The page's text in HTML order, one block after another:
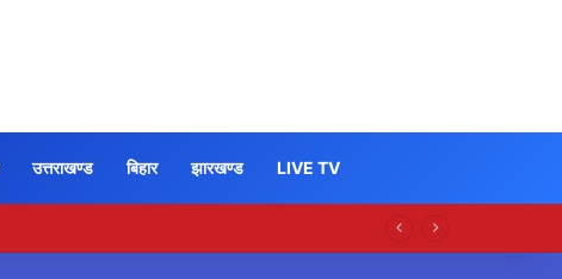
उत्तराखण्ड बिहार झारखण्ड LIVE TV